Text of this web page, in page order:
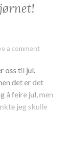
a comment
oss til jul.
det er det
å feire jul, men
jeg skulle